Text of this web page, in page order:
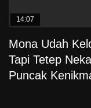
14:07
Mona Udah
Tapi Tetep
Puncak